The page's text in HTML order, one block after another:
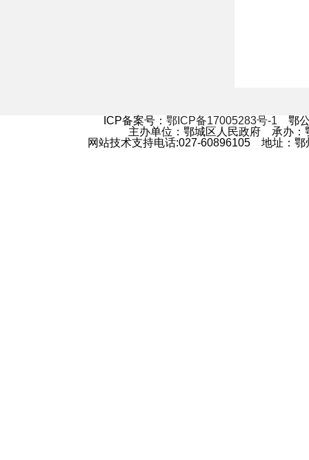
ICP备案号： 鄂ICP备17005283号-1 鄂公
主办单位：鄂城区人民政府 承办
网站技术支持电话:027-60896105 地址：